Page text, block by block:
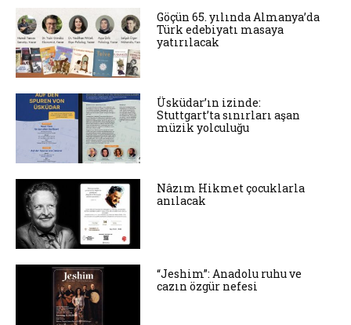
Göçün 65. yılında Almanya’da
Türk edebiyatı masaya
yatırılacak
Üsküdar’ın izinde:
Stuttgart’ta sınırları aşan
müzik yolculuğu
Nâzım Hikmet çocuklarla
anılacak
“Jeshim”: Anadolu ruhu ve
cazın özgür nefesi